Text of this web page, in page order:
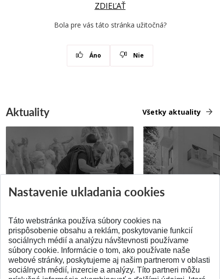
ZDIEĽAŤ
Bola pre vás táto stránka užitočná?
Áno Nie
Aktuality Všetky aktuality
Pridané 14.07.2026 Pridané 03.07.2026
SPÄŤ NA VRCH
Nastavenie ukladania cookies
Táto webstránka používa súbory cookies na
prispôsobenie obsahu a reklám, poskytovanie funkcií
sociálnych médií a analýzu návštevnosti používame
súbory cookie. Informácie o tom, ako používate naše
webové stránky, poskytujeme aj našim partnerom v oblasti
sociálnych médií, inzercie a analýzy. Títo partneri môžu